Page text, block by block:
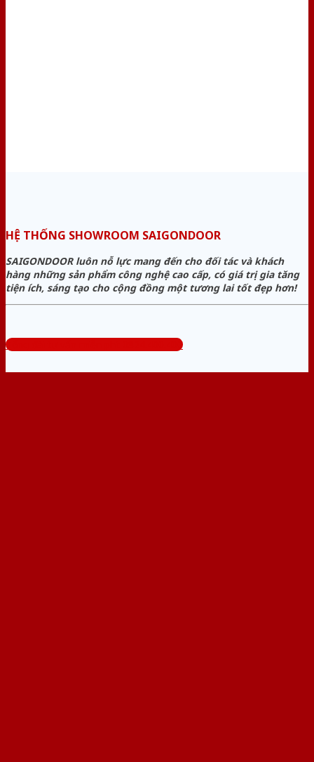
HỆ THỐNG SHOWROOM SAIGONDOOR
SAIGONDOOR luôn nỗ lực mang đến cho đối tác và khách
hàng những sản phẩm công nghệ cao cấp, có giá trị gia tăng
tiện ích, sáng tạo cho cộng đồng một tương lai tốt đẹp hơn!
Tổng đài tư vấn miễn phí: 0824.400.400